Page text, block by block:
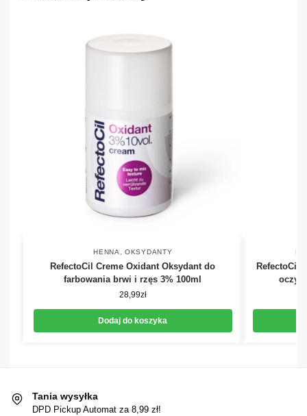
HENNA ,OKSYDANTY
RefectoCil Creme Oxidant Oksydant do
farbowania brwi i rzęs 3% 100ml
28,99zł
Dodaj do koszyka
RefectoCil
Tania wysyłka
DPD Pickup Automat za 8,99 zł!